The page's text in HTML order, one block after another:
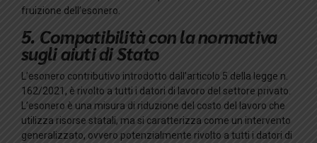
fruizione dell’esonero.
5. Compatibilità con la normativa
sugli aiuti di Stato
L’esonero contributivo introdotto dall’articolo 5 della legge n.
162/2021, è rivolto a tutti i datori di lavoro del settore privato.
L’esonero è una misura di riduzione del costo del lavoro che
utilizza risorse statali, ma si caratterizza come un intervento
generalizzato, ovvero potenzialmente rivolto a tutti i datori di